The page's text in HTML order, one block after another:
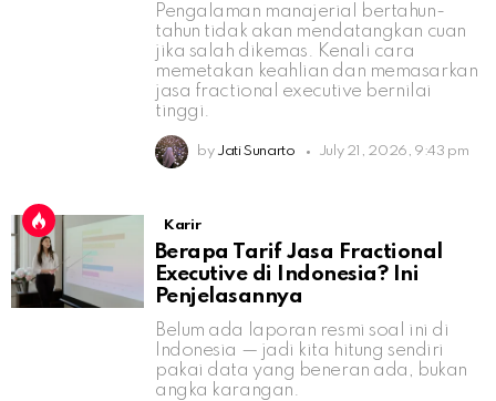
Pengalaman manajerial bertahun-
tahun tidak akan mendatangkan cuan
jika salah dikemas. Kenali cara
memetakan keahlian dan memasarkan
jasa fractional executive bernilai
tinggi.
by Jati Sunarto July 21, 2026, 9:43 pm
Karir
Berapa Tarif Jasa Fractional
Executive di Indonesia? Ini
Penjelasannya
Belum ada laporan resmi soal ini di
Indonesia — jadi kita hitung sendiri
pakai data yang beneran ada, bukan
angka karangan.